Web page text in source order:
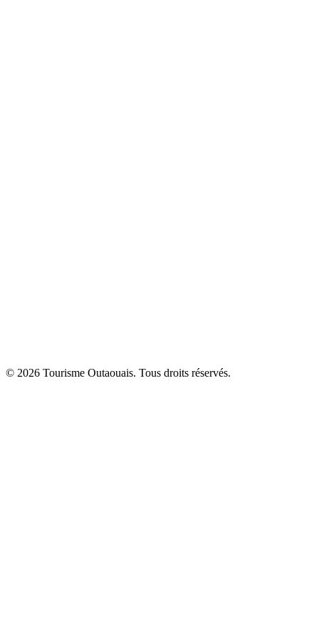
© 2026 Tourisme Outaouais. Tous droits réservés.